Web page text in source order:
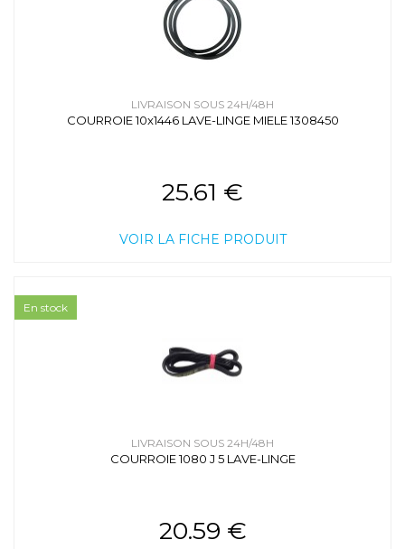
LIVRAISON SOUS 24H/48H
COURROIE 10x1446 LAVE-LINGE MIELE 1308450
25.61 €
VOIR LA FICHE PRODUIT
LIVRAISON SOUS 24H/48H
COURROIE 1080 J 5 LAVE-LINGE
20.59 €
En stock